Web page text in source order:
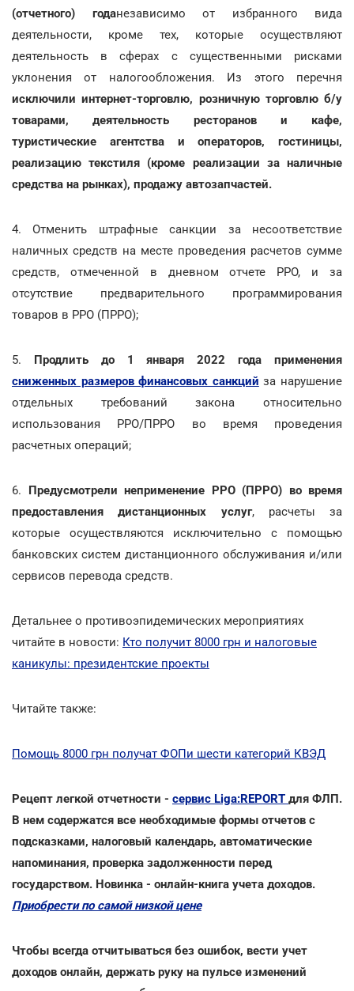
(отчетного) годанезависимо от избранного вида
деятельности, кроме тех, которые осуществляют
деятельность в сферах с существенными рисками
уклонения от налогообложения. Из этого перечня
исключили интернет-торговлю, розничную торговлю б/у
товарами, деятельность ресторанов и кафе,
туристические агентства и операторов, гостиницы,
реализацию текстиля (кроме реализации за наличные
средства на рынках), продажу автозапчастей.
4. Отменить штрафные санкции за несоответствие
наличных средств на месте проведения расчетов сумме
средств, отмеченной в дневном отчете РРО, и за
отсутствие предварительного программирования
товаров в РРО (ПРРО);
5. Продлить до 1 января 2022 года применения
сниженных размеров финансовых санкций за нарушение
отдельных требований закона относительно
использования РРО/ПРРО во время проведения
расчетных операций;
6. Предусмотрели неприменение РРО (ПРРО) во время
предоставления дистанционных услуг, расчеты за
которые осуществляются исключительно с помощью
банковских систем дистанционного обслуживания и/или
сервисов перевода средств.
Детальнее о противоэпидемических мероприятиях
читайте в новости: Кто получит 8000 грн и налоговые
каникулы: президентские проекты
Читайте также:
Помощь 8000 грн получат ФОПи шести категорий КВЭД
Рецепт легкой отчетности - сервис Liga:REPORT для ФЛП.
В нем содержатся все необходимые формы отчетов с
подсказками, налоговый календарь, автоматические
напоминания, проверка задолженности перед
государством. Новинка - онлайн-книга учета доходов.
Приобрести по самой низкой цене
Чтобы всегда отчитываться без ошибок, вести учет
доходов онлайн, держать руку на пульсе изменений